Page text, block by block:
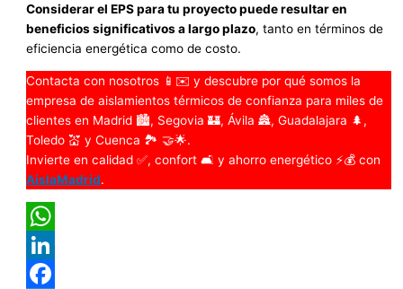
Considerar el EPS para tu proyecto puede resultar en
beneficios significativos a largo plazo, tanto en términos de
eficiencia energética como de costo.
Contacta con nosotros 📱✉️ y descubre por qué somos la
empresa de aislamientos térmicos de confianza para miles de
clientes en Madrid 🏙️, Segovia 🏰, Ávila 🏯, Guadalajara 🌲,
Toledo 💒 y Cuenca 🏞️ 🤝🌟.
Invierte en calidad ✅, confort 🛋️ y ahorro energético ⚡💰 con
AislaMadrid.
WhatsApp
LinkedIn